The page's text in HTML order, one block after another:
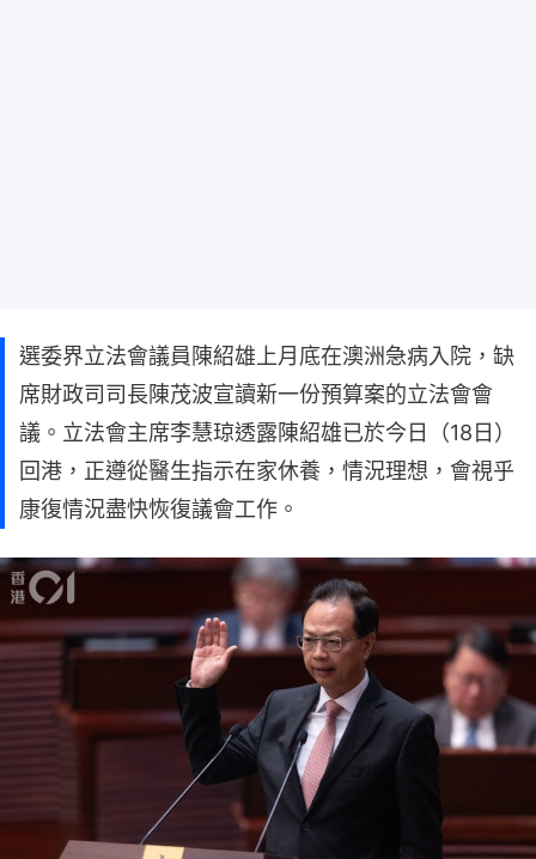
選委界立法會議員陳紹雄上月底在澳洲急病入院，缺
席財政司司長陳茂波宣讀新一份預算案的立法會會
議。立法會主席李慧琼透露陳紹雄已於今日（18日）
回港，正遵從醫生指示在家休養，情況理想，會視乎
康復情況盡快恢復議會工作。